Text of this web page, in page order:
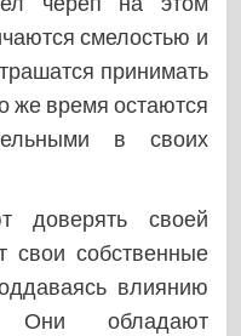
смелостью и
принимать
же время остаются
в своих
доверять своей
свои собственные
влиянию
Они обладают